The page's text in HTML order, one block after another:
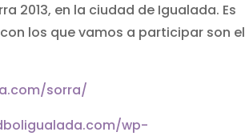
2013, en la ciudad de Igualada. Es
los que vamos a participar son el
sorra/
wp-